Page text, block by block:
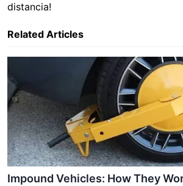
distancia!
Related Articles
Impound Vehicles: How They